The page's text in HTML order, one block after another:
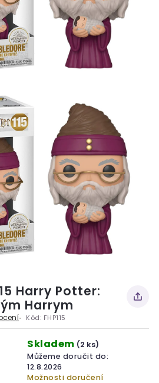
Harry Potter:
Harrym
Kód: FHP115
Skladem (2 ks)
Můžeme doručit do:
12.8.2026
Možnosti doručení